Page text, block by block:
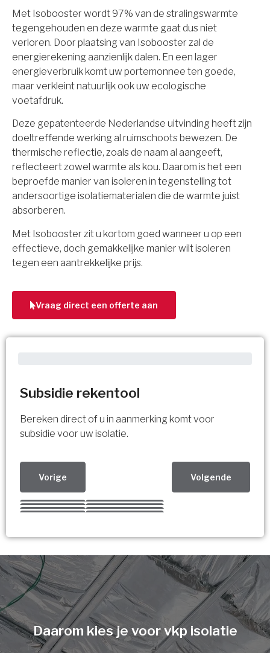
Subsidie rekentool
Bereken direct of u in aanmerking komt voor
subsidie voor uw isolatie.
Vorige Volgende
Kies uw Isolatiemaatregel
Meerdere keuzes mogelijk
Isolatiemaatregel
Spouwisolatie
Vloerisolatie
Vorige Volgende
U komt in aanmerking voor
subsidie!
Vul uw gegevens in en ontvang nu direct uw
berekening per mail.
Met Isobooster wordt 97% van de stralingswarmte
tegengehouden en deze warmte gaat dus niet
verloren. Door plaatsing van Isobooster zal de
energierekening aanzienlijk dalen. En een lager
energieverbruik komt uw portemonnee ten goede,
maar verkleint natuurlijk ook uw ecologische
voetafdruk.
Deze gepatenteerde Nederlandse uitvinding heeft zijn
doeltreffende werking al ruimschoots bewezen. De
thermische reflectie, zoals de naam al aangeeft,
reflecteert zowel warmte als kou. Daarom is het een
beproefde manier van isoleren in tegenstelling tot
andersoortige isolatiematerialen die de warmte juist
absorberen.
Met Isobooster zit u kortom goed wanneer u op een
effectieve, doch gemakkelijke manier wilt isoleren
tegen een aantrekkelijke prijs.
Vraag direct een offerte aan
Daarom kies je voor vkp isolatie